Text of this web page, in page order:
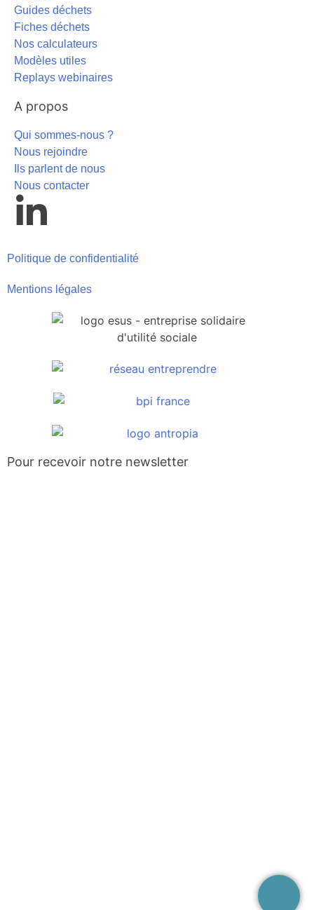
Guides déchets
Fiches déchets
Nos calculateurs
Modèles utiles
Replays webinaires
A propos
Qui sommes-nous ?
Nous rejoindre
Ils parlent de nous
Nous contacter
Politique de confidentialité
Mentions légales
Pour recevoir notre newsletter